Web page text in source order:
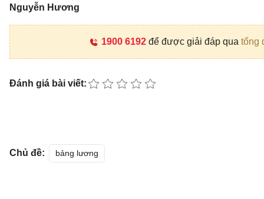
Nguyễn Hương
1900 6192để được giải đáp qua tổng
Đánh giá bài viết:
Chủ đề: bảng lương